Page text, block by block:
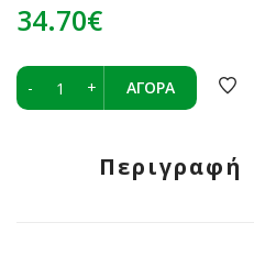
34.70€
- + ΑΓΟΡΆ
Περιγραφή